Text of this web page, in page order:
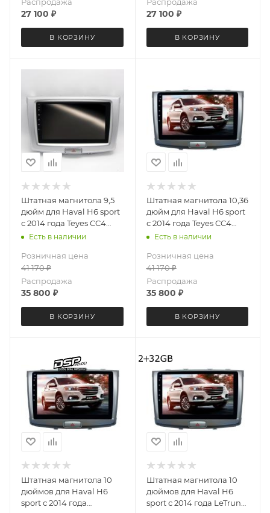
27 100 ₽
В КОРЗИНУ
27 100 ₽
В КОРЗИНУ
Штатная магнитола 9,5
дюйм для Haval H6 sport
с 2014 года Teyes CC4
5688-6875 экран 2K
Есть в наличии
Розничная цена
41 170₽
Распродажа
35 800 ₽
В КОРЗИНУ
Штатная магнитола 10,36
дюйм для Haval H6 sport
с 2014 года Teyes CC4
2753-6874 экран 2K
Есть в наличии
Розничная цена
41 170₽
Распродажа
35 800 ₽
В КОРЗИНУ
Штатная магнитола 10
дюймов для Haval H6
sport с 2014 года
Штатная магнитола 10
дюймов для Haval H6
sport с 2014 года LeTrun